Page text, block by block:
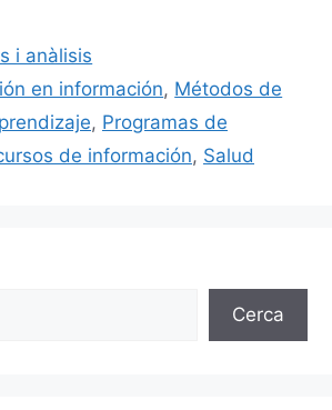
k
e
dI
n
p
ar
te
i anàlisis
en información, Métodos de
, Programas de
de información, Salud
Cerca